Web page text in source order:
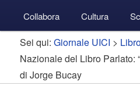
al
contenuto
principale
al
contenuto
secondario
Collabora Cultura
Sei qui:Giornale UICI >
Nazionale del Libro Parlato:
di Jorge Bucay